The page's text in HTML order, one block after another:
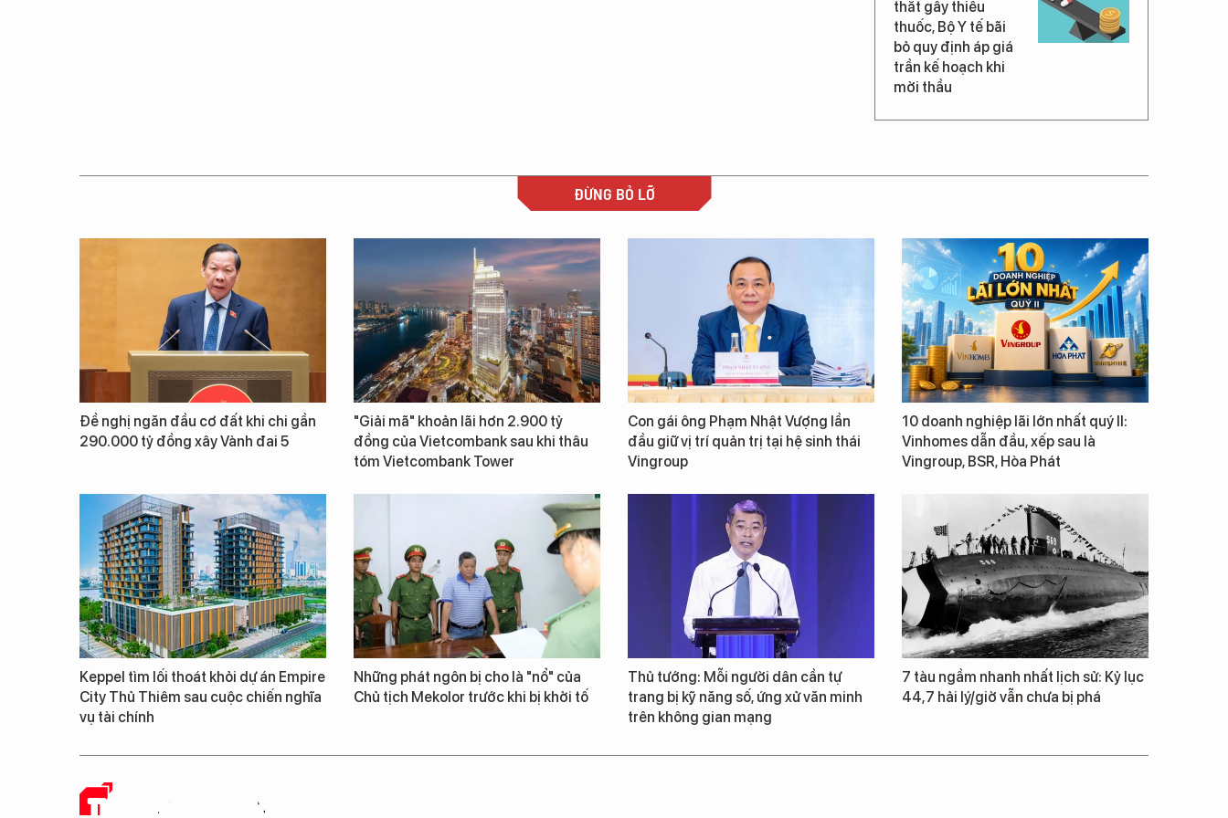
thắt gây thiếu
thuốc, Bộ Y tế bãi
bỏ quy định áp giá
trần kế hoạch khi
mời thầu
ĐỪNG BỎ LỠ
Đề nghị ngăn đầu cơ đất khi chi gần
290.000 tỷ đồng xây Vành đai 5
"Giải mã" khoản lãi hơn 2.900 tỷ
đồng của Vietcombank sau khi thâu
tóm Vietcombank Tower
Con gái ông Phạm Nhật Vượng lần
đầu giữ vị trí quản trị tại hệ sinh thái
Vingroup
10 doanh nghiệp lãi lớn nhất quý II:
Vinhomes dẫn đầu, xếp sau là
Vingroup, BSR, Hòa Phát
Keppel tìm lối thoát khỏi dự án Empire
City Thủ Thiêm sau cuộc chiến nghĩa
vụ tài chính
Những phát ngôn bị cho là "nổ" của
Chủ tịch Mekolor trước khi bị khởi tố
Thủ tướng: Mỗi người dân cần tự
trang bị kỹ năng số, ứng xử văn minh
trên không gian mạng
7 tàu ngầm nhanh nhất lịch sử: Kỷ lục
44,7 hải lý/giờ vẫn chưa bị phá
THUỐC VÀ CUỘC SỐNG